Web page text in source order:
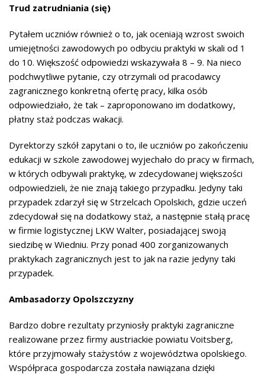
Trud zatrudniania (się)
Pytałem uczniów również o to, jak oceniają wzrost swoich
umiejętności zawodowych po odbyciu praktyki w skali od 1
do 10. Większość odpowiedzi wskazywała 8 – 9. Na nieco
podchwytliwe pytanie, czy otrzymali od pracodawcy
zagranicznego konkretną ofertę pracy, kilka osób
odpowiedziało, że tak – zaproponowano im dodatkowy,
płatny staż podczas wakacji.
Dyrektorzy szkół zapytani o to, ile uczniów po zakończeniu
edukacji w szkole zawodowej wyjechało do pracy w firmach,
w których odbywali praktykę, w zdecydowanej większości
odpowiedzieli, że nie znają takiego przypadku. Jedyny taki
przypadek zdarzył się w Strzelcach Opolskich, gdzie uczeń
zdecydował się na dodatkowy staż, a następnie stałą pracę
w firmie logistycznej LKW Walter, posiadającej swoją
siedzibę w Wiedniu. Przy ponad 400 zorganizowanych
praktykach zagranicznych jest to jak na razie jedyny taki
przypadek.
Ambasadorzy Opolszczyzny
Bardzo dobre rezultaty przyniosły praktyki zagraniczne
realizowane przez firmy austriackie powiatu Voitsberg,
które przyjmowały stażystów z województwa opolskiego.
Współpraca gospodarcza została nawiązana dzięki